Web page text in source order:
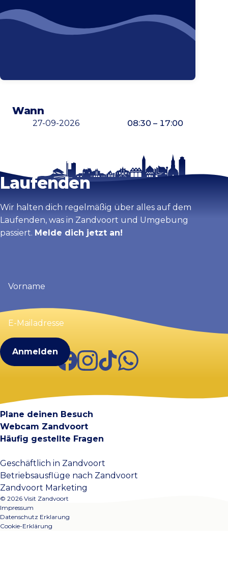
Wann
27-09-2026 08:30 – 17:00
Karte vergrößern
Bleib auf dem
Laufenden
Wir halten dich regelmäßig über alles auf dem
Laufenden, was in Zandvoort und Umgebung
passiert. Melde dich jetzt an!
(erforderlich)
E-
Mailadresse
FacebookInstagram
TikTokWhatsApp
Plane deinen Besuch
Webcam Zandvoort
Häufig gestellte Fragen
Geschäftlich in Zandvoort
Betriebsausflüge nach Zandvoort
Zandvoort Marketing
© 2026 Visit Zandvoort
Impressum
Datenschutz Erklarung
Cookie-Erklärung